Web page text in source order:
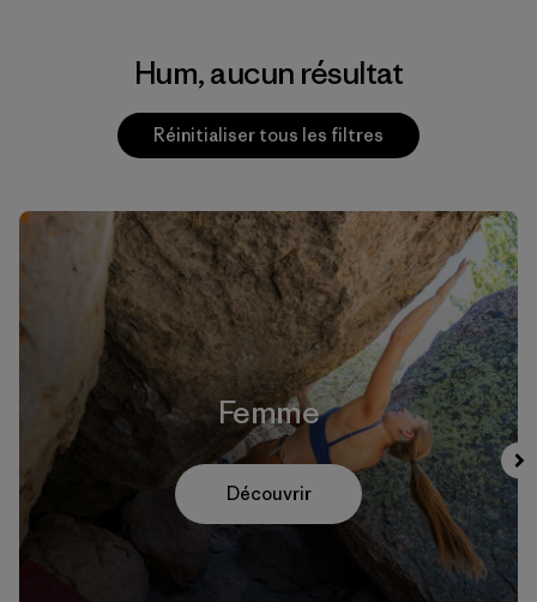
Hum, aucun résultat
Réinitialiser tous les filtres
Femme
Découvrir